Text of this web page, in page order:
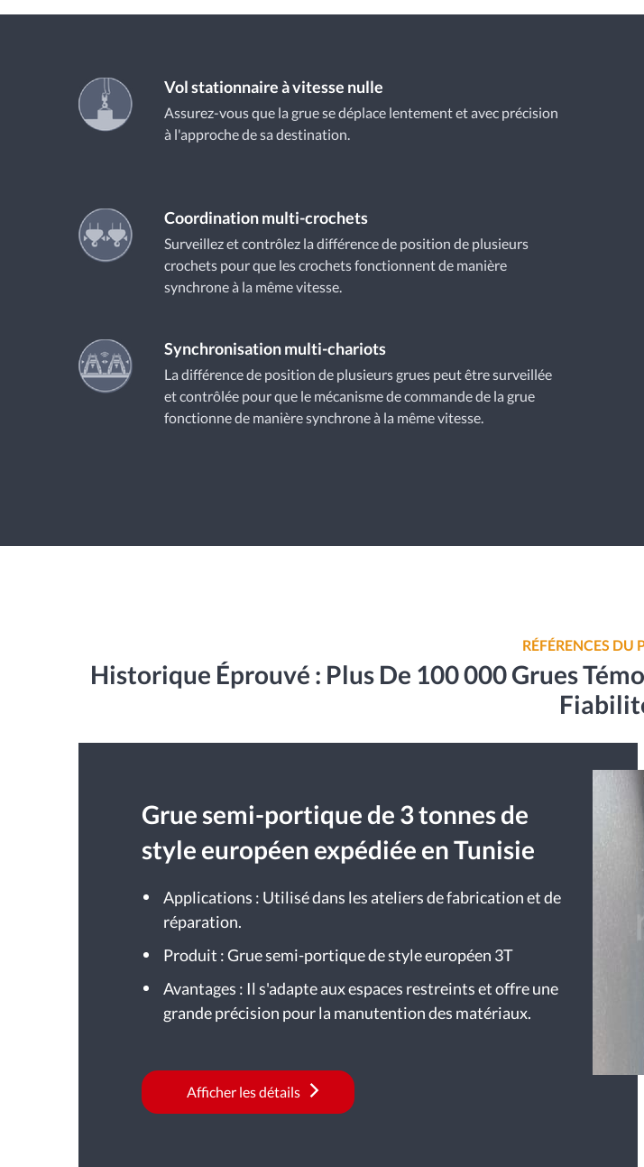
Vol stationnaire à vitesse nulle
Assurez-vous que la grue se déplace lentement et avec précision
à l'approche de sa destination.
Coordination multi-crochets
Surveillez et contrôlez la différence de position de plusieurs
crochets pour que les crochets fonctionnent de manière
synchrone à la même vitesse.
Synchronisation multi-chariots
La différence de position de plusieurs grues peut être surveillée
et contrôlée pour que le mécanisme de commande de la grue
fonctionne de manière synchrone à la même vitesse.
RÉFÉRENCES DU
Historique Éprouvé : Plus De 100 000 Grues
Grue semi-portique de 3 tonnes de
style européen expédiée en Tunisie
Applications : Utilisé dans les ateliers de fabrication et de
réparation.
Produit : Grue semi-portique de style européen 3T
Avantages : Il s'adapte aux espaces restreints et offre une
grande précision pour la manutention des matériaux.
Afficher les détails